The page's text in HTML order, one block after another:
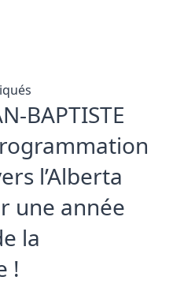
BAPTISTE
l’Alberta
une année
la
!